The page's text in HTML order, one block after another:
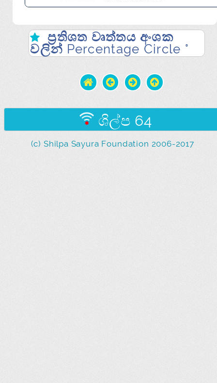
ප්‍රතිශත වෘත්තය අංශක
වලින් Percentage Circle °
ශිල්ප 64
(c) Shilpa Sayura Foundation 2006-2017